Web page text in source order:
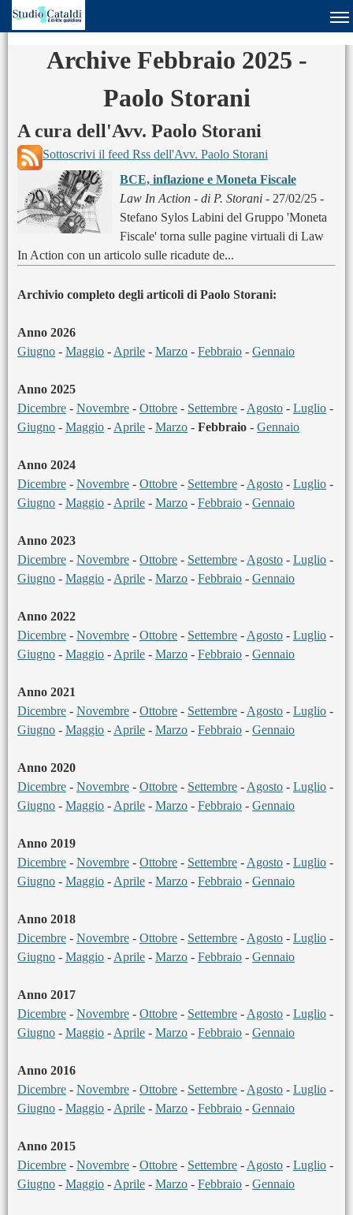
Archive Febbraio 2025 -
Paolo Storani
A cura dell'Avv. Paolo Storani
Sottoscrivi il feed Rss dell'Avv. Paolo Storani
BCE, inflazione e Moneta Fiscale
Law In Action - di P. Storani - 27/02/25 -
Stefano Sylos Labini del Gruppo 'Moneta
Fiscale' torna sulle pagine virtuali di Law
In Action con un articolo sulle ricadute de...
Archivio completo degli articoli di Paolo Storani:
Anno 2026
Giugno - Maggio - Aprile - Marzo - Febbraio - Gennaio
Anno 2025
Dicembre - Novembre - Ottobre - Settembre - Agosto - Luglio -
Giugno - Maggio - Aprile - Marzo - Febbraio - Gennaio
Anno 2024
Dicembre - Novembre - Ottobre - Settembre - Agosto - Luglio -
Giugno - Maggio - Aprile - Marzo - Febbraio - Gennaio
Anno 2023
Dicembre - Novembre - Ottobre - Settembre - Agosto - Luglio -
Giugno - Maggio - Aprile - Marzo - Febbraio - Gennaio
Anno 2022
Dicembre - Novembre - Ottobre - Settembre - Agosto - Luglio -
Giugno - Maggio - Aprile - Marzo - Febbraio - Gennaio
Anno 2021
Dicembre - Novembre - Ottobre - Settembre - Agosto - Luglio -
Giugno - Maggio - Aprile - Marzo - Febbraio - Gennaio
Anno 2020
Dicembre - Novembre - Ottobre - Settembre - Agosto - Luglio -
Giugno - Maggio - Aprile - Marzo - Febbraio - Gennaio
Anno 2019
Dicembre - Novembre - Ottobre - Settembre - Agosto - Luglio -
Giugno - Maggio - Aprile - Marzo - Febbraio - Gennaio
Anno 2018
Dicembre - Novembre - Ottobre - Settembre - Agosto - Luglio -
Giugno - Maggio - Aprile - Marzo - Febbraio - Gennaio
Anno 2017
Dicembre - Novembre - Ottobre - Settembre - Agosto - Luglio -
Giugno - Maggio - Aprile - Marzo - Febbraio - Gennaio
Anno 2016
Dicembre - Novembre - Ottobre - Settembre - Agosto - Luglio -
Giugno - Maggio - Aprile - Marzo - Febbraio - Gennaio
Anno 2015
Dicembre - Novembre - Ottobre - Settembre - Agosto - Luglio -
Giugno - Maggio - Aprile - Marzo - Febbraio - Gennaio